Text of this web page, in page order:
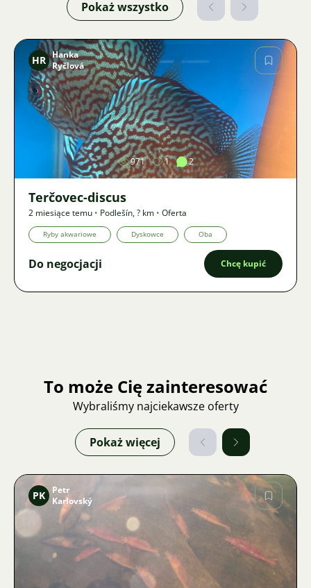
Pokaż wszystko
Zdjęcie
HR Hanka
Ryčlová
971 1 2
Terčovec-discus
2 miesiące temu • Podlešín,? km • Oferta
Ryby akwariowe Dyskowce Oba
Do negocjacji Chcę kupić
To może Cię zainteresować
Wybraliśmy najciekawsze oferty
Pokaż więcej
Zdjęcie
PK
Petr
Karlovský